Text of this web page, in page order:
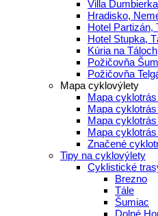
Villa
Hradisko,
Hotel Partizán,
Hotel Stupka,
Kúria na Táloch
Požičovňa
Požičovňa
Mapa cyklovýlety
Mapa
Mapa
Mapa
Mapa
Značené
Tipy na cyklovýlety
Cyklistické
Brezno
Tále
Šumiac
Dolné